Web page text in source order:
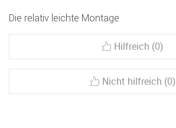
Die relativ leichte Montage
Hilfreich (0)
Nicht hilfreich (0)